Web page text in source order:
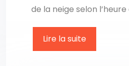
de la neige selon l’heure
Lire la suite